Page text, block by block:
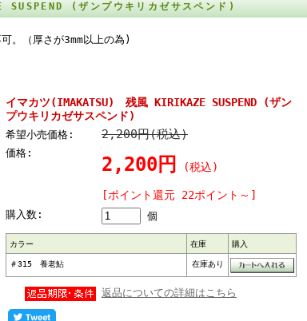
(ザンプウキリカゼサスペンド)
。（厚さが3mm以上の為)
イマカツ(IMAKATSU) 残風 KIRIKAZE SUSPEND (ザン
プウキリカゼサスペンド)
希望小売価格: 2,200円(税込)
価格:
2,200円 (税込)
[ポイント還元 22ポイント～]
購入数: 個
カラー 在庫 購入
＃315 養老鮎 在庫あり
返品についての詳細はこちら